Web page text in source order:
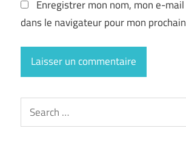
Enregistrer mon nom, mon e-
dans le navigateur pour mon
Search
for: